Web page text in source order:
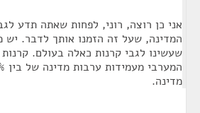
אני כן רוצה, רוני, לפחות שאתה תדע
המדינה, שעל זה הזמנו אותך לדבר. יש
שעשינו לגבי קרנות כאלה בעולם.
מדינה.